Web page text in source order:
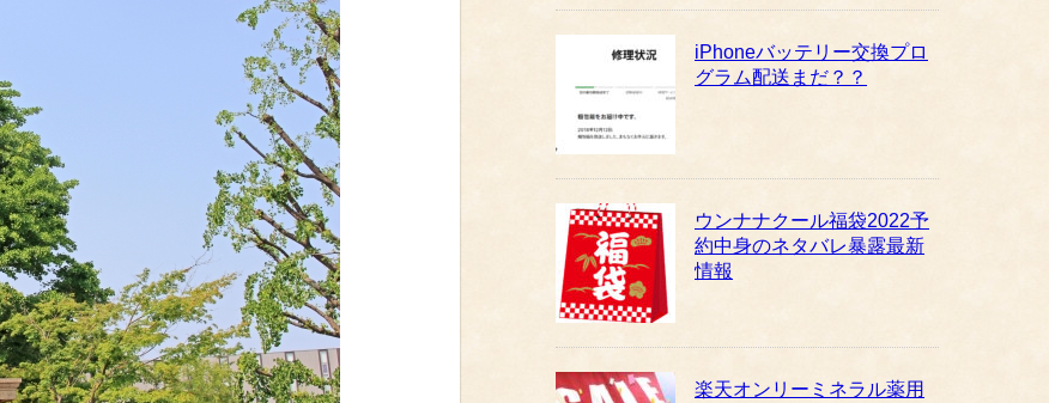
iPhoneバッテリー交換プロ
グラム配送まだ？？
ウンナナクール福袋2022予
約中身のネタバレ暴露最新
情報
楽天オンリーミネラル薬用